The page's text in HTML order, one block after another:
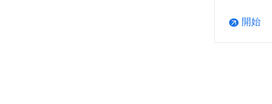
arrow_outward 開始